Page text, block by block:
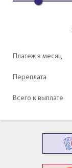
Платеж в месяц
Переплата
Всего к выплате